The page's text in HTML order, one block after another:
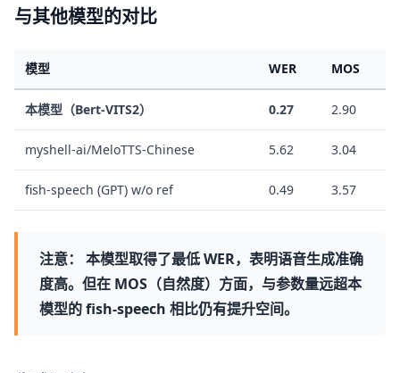
与其他模型的对比
模型 WER MOS
本模型（Bert-VITS2） 0.27 2.90
myshell-ai/MeloTTS-Chinese 5.62 3.04
fish-speech (GPT) w/o ref 0.49 3.57
注意： 本模型取得了最低 WER，表明语音生成准确
度高。但在 MOS（自然度）方面，与参数量远超本
模型的 fish-speech 相比仍有提升空间。